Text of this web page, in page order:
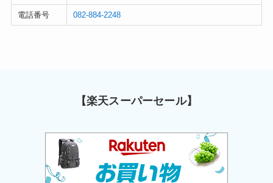
電話番号 082-884-2248
【楽天スーパーセール】